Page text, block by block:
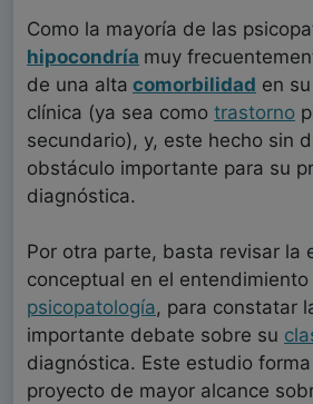
Como la mayoría de las
hipocondría muy
de una alta comorbilidad en
clínica (ya sea como trastorno
secundario), y, este hecho sin
obstáculo importante para su
diagnóstica.
Por otra parte, basta revisar la
conceptual en el
psicopatología, para constatar
importante debate sobre su
diagnóstica. Este estudio
proyecto de mayor alcance